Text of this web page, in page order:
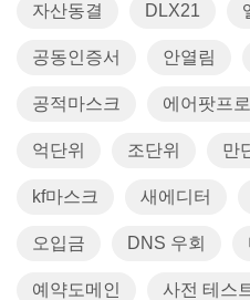
자산동결 DLX21
공동인증서 안열림
공적마스크 에어팟프로
억단위 조단위 만
kf마스크 새에디터
오입금 DNS 우회
예약도메인 사전 테스